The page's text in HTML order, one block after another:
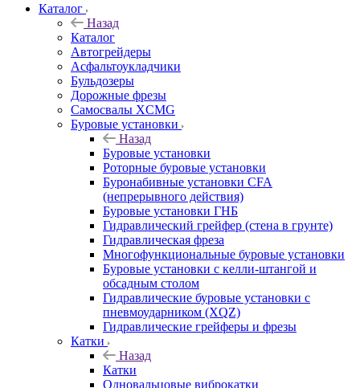
Каталог
Назад
Каталог
Автогрейдеры
Асфальтоукладчики
Бульдозеры
Дорожные фрезы
Самосвалы XCMG
Буровые установки
Назад
Буровые установки
Роторные буровые установки
Буронабивные установки CFA
(непрерывного действия)
Буровые установки ГНБ
Гидравлический грейфер (стена в грунте)
Гидравлическая фреза
Многофункциональные буровые установки
Буровые установки с келли-штангой и
обсадным столом
Гидравлические буровые установки с
пневмоударником (XQZ)
Гидравлические грейферы и фрезы
Катки
Назад
Катки
Одновальцовые виброкатки